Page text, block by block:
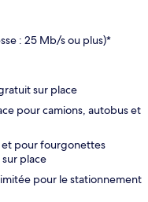
: 25 Mb/s ou plus)*
sur place
pour camions, autobus et
pour fourgonettes
place
pour le stationnement